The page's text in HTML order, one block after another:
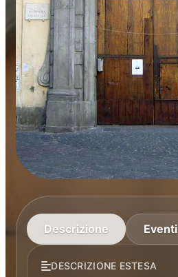
Descrizione Eventi
DESCRIZIONE ESTESA